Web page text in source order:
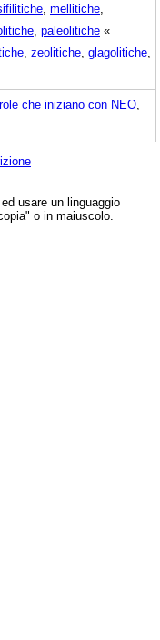
mellitiche
paleolitiche «
zeolitiche glagolitiche
che iniziano con NEO
usare un linguaggio
o in maiuscolo.